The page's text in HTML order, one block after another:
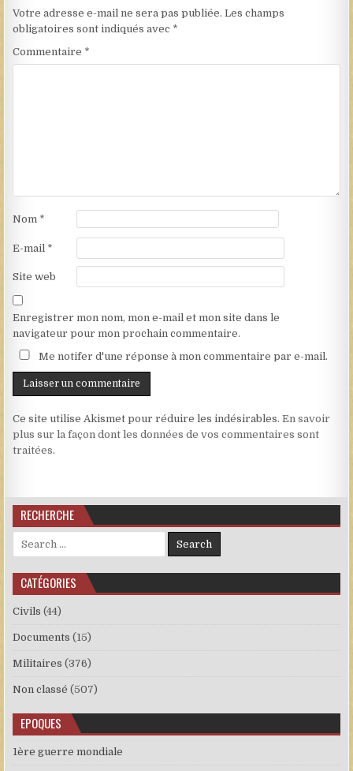
Votre adresse e-mail ne sera pas publiée. Les champs
obligatoires sont indiqués avec *
Commentaire *
Nom *
E-mail *
Site web
Enregistrer mon nom, mon e-mail et mon site dans le
navigateur pour mon prochain commentaire.
Me notifer d'une réponse à mon commentaire par e-mail.
Ce site utilise Akismet pour réduire les indésirables.En savoir
plus sur la façon dont les données de vos commentaires sont
traitées.
RECHERCHE
Search for:
CATÉGORIES
Civils (44)
Documents (15)
Militaires (376)
Non classé (507)
EPOQUES
1ère guerre mondiale